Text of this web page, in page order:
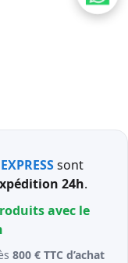
sont
24h.
avec le
800 € TTC d’achat